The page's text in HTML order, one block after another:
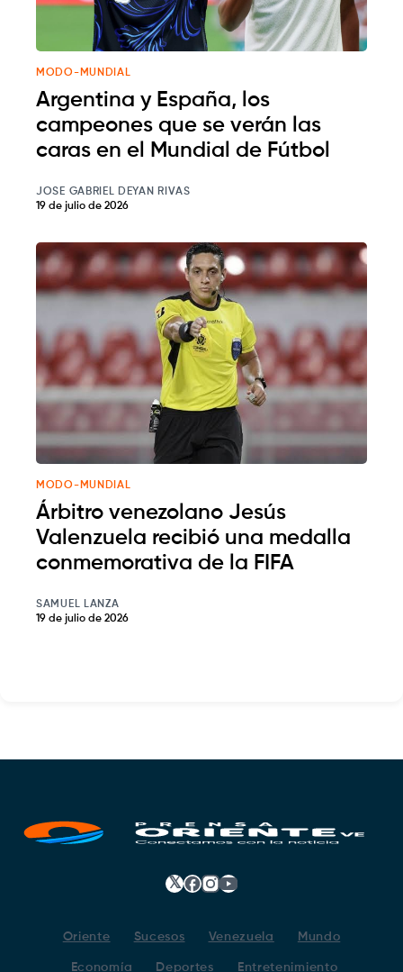
MODO-MUNDIAL
Argentina y España, los
campeones que se verán las
caras en el Mundial de Fútbol
JOSE GABRIEL DEYAN RIVAS
19 de julio de 2026
MODO-MUNDIAL
Árbitro venezolano Jesús
Valenzuela recibió una medalla
conmemorativa de la FIFA
SAMUEL LANZA
19 de julio de 2026
𝕏 Facebook
Instagram
YouTube
Oriente Sucesos Venezuela Mundo
Economía Deportes Entretenimiento